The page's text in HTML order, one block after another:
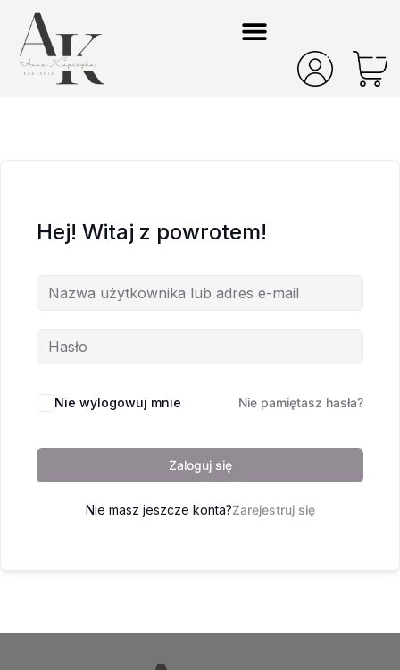
Hej! Witaj z powrotem!
Nie wylogowuj mnie Nie pamiętasz hasła?
Zaloguj się
Nie masz jeszcze konta?Zarejestruj się